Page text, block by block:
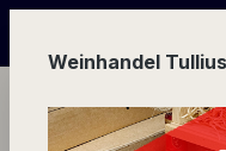
Weinhandel